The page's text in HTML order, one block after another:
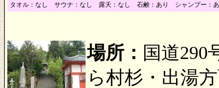
タオル：なし サウナ：なし 露天：なし 石鹸：あり シャンプー：
場所： 国道290
ら村杉・出湯